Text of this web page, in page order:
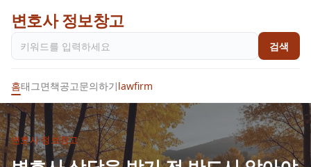
변호사 정보창고
검색
홈태그면책공고문의하기lawfirm
변호사 정보창고